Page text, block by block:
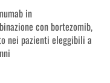
in
con bortezomib,
nei pazienti eleggibili a